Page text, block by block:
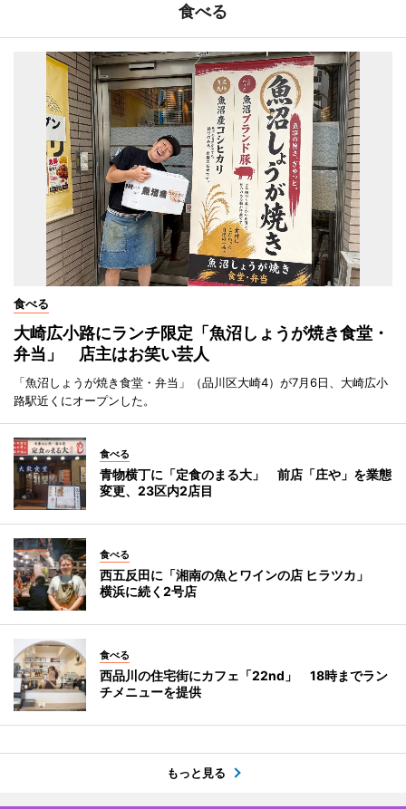
食べる
食べる
大崎広小路にランチ限定「魚沼しょうが焼き食堂・
弁当」 店主はお笑い芸人
「魚沼しょうが焼き食堂・弁当」（品川区大崎4）が7月6日、大崎広小
路駅近くにオープンした。
食べる
青物横丁に「定食のまる大」 前店「庄や」を業態
変更、23区内2店目
食べる
西五反田に「湘南の魚とワインの店 ヒラツカ」
横浜に続く2号店
食べる
西品川の住宅街にカフェ「22nd」 18時までラン
チメニューを提供
もっと見る